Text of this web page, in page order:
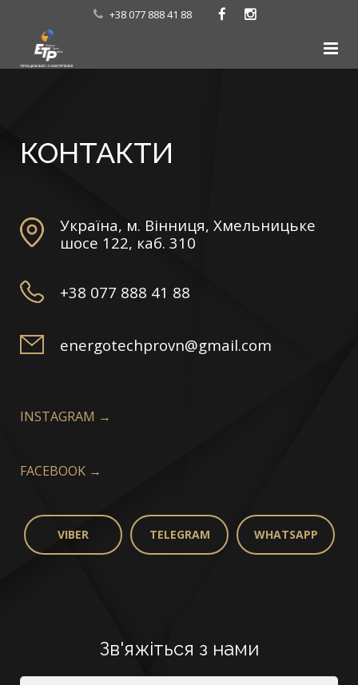
+38 077 888 41 88
Про нас
Контакти
КОНТАКТИ
Україна, м. Вінниця, Хмельницьке
шосе 122, каб. 310
+38 077 888 41 88
energotechprovn@gmail.com
INSTAGRAM →
FACEBOOK →
VIBER TELEGRAM WHATSAPP
Зв'яжіться з нами